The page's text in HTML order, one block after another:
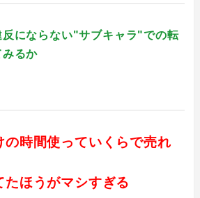
反にならない"サブキャラ"での転
るか
の時間使っていくらで売れ
たほうがマシすぎる